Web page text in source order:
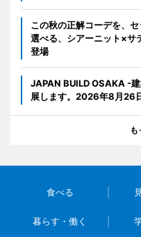
この秋の正解コーデを、
選べる、シアーニット×サ
登場
JAPAN BUILD OSAKA -
展します。2026年8月26
も
食べる
暮らす・働く